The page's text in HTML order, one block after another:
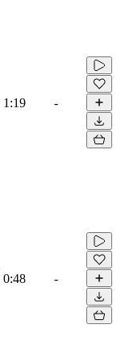
1:19 -
0:48 -